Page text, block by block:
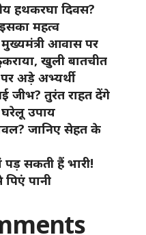
हथकरघा दिवस?
महत्व
आवास पर
ठुकराया, खुली बातचीत
अड़े अभ्यर्थी
जीभ? तुरंत राहत देंगे
उपाय
जानिए सेहत के
पड़ सकती हैं भारी!
पानी